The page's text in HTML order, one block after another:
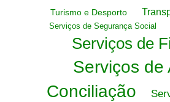
Turismo e Desporto
Serviços de Segurança Social
Serviços de
Serviços de
Conciliação